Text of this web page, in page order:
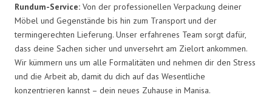
Rundum-Service: Von der professionellen Verpackung deiner
Möbel und Gegenstände bis hin zum Transport und der
termingerechten Lieferung. Unser erfahrenes Team sorgt dafür,
dass deine Sachen sicher und unversehrt am Zielort ankommen.
Wir kümmern uns um alle Formalitäten und nehmen dir den Stress
und die Arbeit ab, damit du dich auf das Wesentliche
konzentrieren kannst – dein neues Zuhause in Manisa.